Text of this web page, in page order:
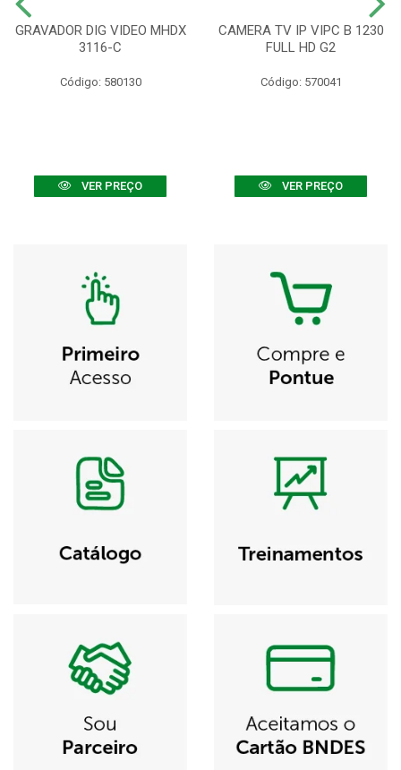
GRAVADOR DIG VIDEO MHDX
3116-C
Código: 580130
VER PREÇO
CAMERA TV IP VIPC B 1230
FULL HD G2
Código: 570041
VER PREÇO